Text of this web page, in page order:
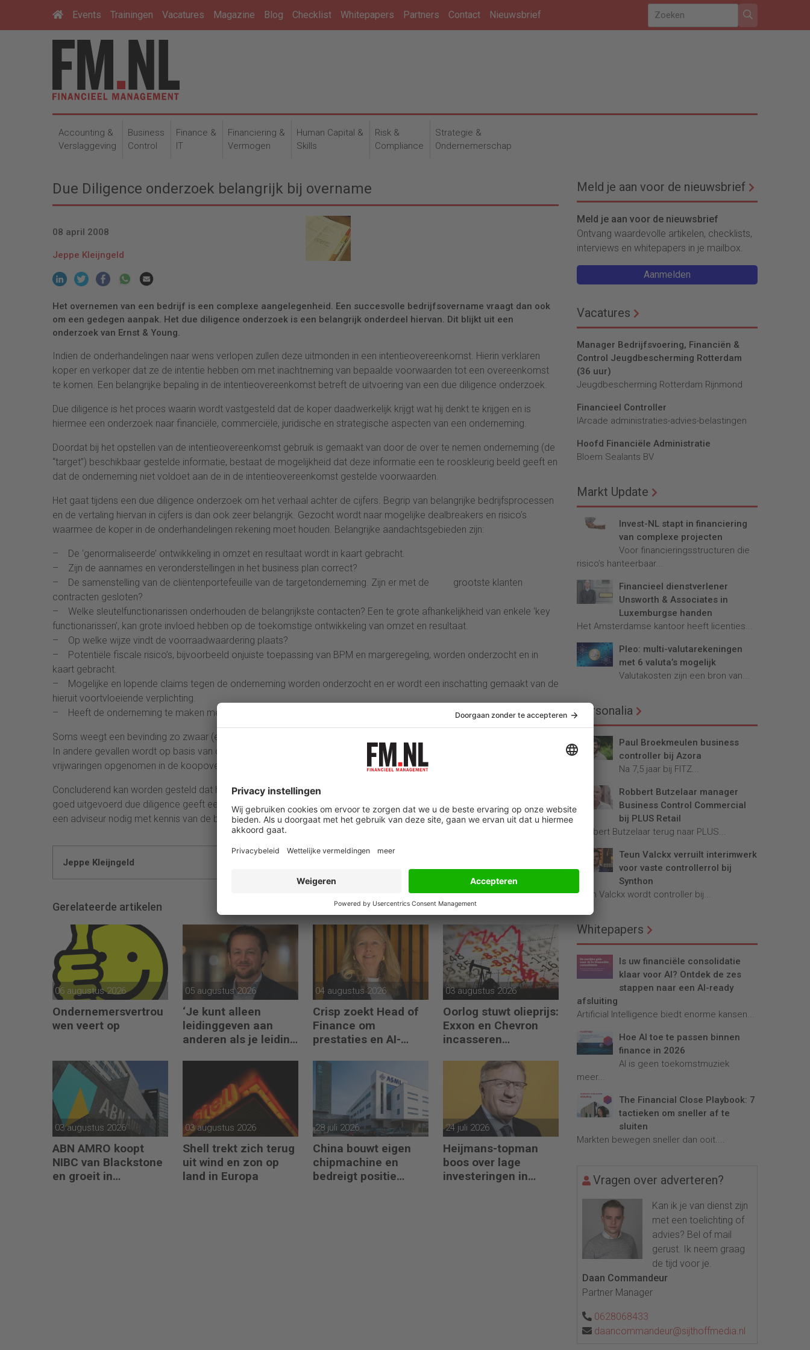
Events Trainingen Vacatures Magazine Blog Checklist Whitepapers Partners Contact Nieuwsbrief
Accounting &
Verslaggeving
Business
Control
Finance &
IT
Financiering &
Vermogen
Human Capital &
Skills
Risk &
Compliance
Strategie &
Ondernemerschap
Due Diligence onderzoek belangrijk bij overname
08 april 2008
Jeppe Kleijngeld
Het overnemen van een bedrijf is een complexe aangelegenheid. Een succesvolle bedrijfsovername vraagt dan ook
om een gedegen aanpak. Het due diligence onderzoek is een belangrijk onderdeel hiervan. Dit blijkt uit een
onderzoek van Ernst & Young.
Indien de onderhandelingen naar wens verlopen zullen deze uitmonden in een intentieovereenkomst. Hierin verklaren
koper en verkoper dat ze de intentie hebben om met inachtneming van bepaalde voorwaarden tot een overeenkomst
te komen. Een belangrijke bepaling in de intentieovereenkomst betreft de uitvoering van een due diligence onderzoek.
Due diligence is het proces waarin wordt vastgesteld dat de koper daadwerkelijk krijgt wat hij denkt te krijgen en is
hiermee een onderzoek naar financiële, commerciële, juridische en strategische aspecten van een onderneming.
Doordat bij het opstellen van de intentieovereenkomst gebruik is gemaakt van door de over te nemen onderneming (de
“target”) beschikbaar gestelde informatie, bestaat de mogelijkheid dat deze informatie een te rooskleurig beeld geeft en
dat de onderneming niet voldoet aan de in de intentieovereenkomst gestelde voorwaarden.
Het gaat tijdens een due diligence onderzoek om het verhaal achter de cijfers. Begrip van belangrijke bedrijfsprocessen
en de vertaling hiervan in cijfers is dan ook zeer belangrijk. Gezocht wordt naar mogelijke dealbreakers en risico’s
waarmee de koper in de onderhandelingen rekening moet houden. Belangrijke aandachtsgebieden zijn:
– De ‘genormaliseerde’ ontwikkeling in omzet en resultaat wordt in kaart gebracht.
– Zijn de aannames en veronderstellingen in het business plan correct?
– De samenstelling van de cliëntenportefeuille van de targetonderneming. Zijn er met de grootste klanten
contracten gesloten?
– Welke sleutelfunctionarissen onderhouden de belangrijkste contacten? Een te grote afhankelijkheid van enkele ‘key
functionarissen’, kan grote invloed hebben op de toekomstige ontwikkeling van omzet en resultaat.
– Op welke wijze vindt de voorraadwaardering plaats?
– Potentiële fiscale risico’s, bijvoorbeeld onjuiste toepassing van BPM en margeregeling, worden onderzocht en in
kaart gebracht.
– Mogelijke en lopende claims tegen de onderneming worden onderzocht en er wordt een inschatting gemaakt van de
hieruit voortvloeiende verplichting.
– Heeft de onderneming te maken met specifieke milieurisico’s?
Soms weegt een bevinding zo zwaar (een ‘dealbreaker’) dat besloten wordt tot het afbreken van de onderhandelingen.
In andere gevallen wordt op basis van de uitkomsten heronderhandeld over de prijs, worden er extra garanties en
vrijwaringen opgenomen in de koopovereenkomst of wordt de transactiestructuur aangepast.
Concluderend kan worden gesteld dat het due diligence onderzoek een belangrijk onderdeel is van het koopproces. Een
goed uitgevoerd due diligence geeft een ondernemer zekerheid omtrent de werkelijkheid achter de cijfers. Daarvoor is
een adviseur nodig met kennis van de betreffende branche en het uitvoeren van due diligence onderzoeken.
Jeppe Kleijngeld
Gerelateerde artikelen
06 augustus 2026
Ondernemersvertrou
wen veert op
05 augustus 2026
‘Je kunt alleen
leidinggeven aan
anderen als je leiding
04 augustus 2026
Crisp zoekt Head of
Finance om
prestaties en AI-
03 augustus 2026
Oorlog stuwt olieprijs:
Exxon en Chevron
incasseren
03 augustus 2026
ABN AMRO koopt
NIBC van Blackstone
en groeit in
03 augustus 2026
Shell trekt zich terug
uit wind en zon op
land in Europa
28 juli 2026
China bouwt eigen
chipmachine en
bedreigt positie
24 juli 2026
Heijmans-topman
boos over lage
investeringen in
Meld je aan voor de nieuwsbrief
Meld je aan voor de nieuwsbrief
Ontvang waardevolle artikelen, checklists,
interviews en whitepapers in je mailbox.
Aanmelden
Vacatures
Manager Bedrijfsvoering, Financiën &
Control Jeugdbescherming Rotterdam
(36 uur)
Jeugdbescherming Rotterdam Rijnmond
Financieel Controller
lArcade administraties-advies-belastingen
Hoofd Financiële Administratie
Bloem Sealants BV
Markt Update
Invest-NL stapt in financiering
van complexe projecten
Voor financieringsstructuren die
risico’s hanteerbaar...
Financieel dienstverlener
Unsworth & Associates in
Luxemburgse handen
Het Amsterdamse kantoor heeft licenties...
Pleo: multi-valutarekeningen
met 6 valuta’s mogelijk
Valutakosten zijn een bron van...
Personalia
Paul Broekmeulen business
controller bij Azora
Na 7,5 jaar bij FITZ...
Robbert Butzelaar manager
Business Control Commercial
bij PLUS Retail
Robbert Butzelaar terug naar PLUS...
Teun Valckx verruilt interimwerk
voor vaste controllerrol bij
Synthon
Teun Valckx wordt controller bij...
Whitepapers
Is uw financiële consolidatie
klaar voor AI? Ontdek de zes
stappen naar een AI-ready
afsluiting
Artificial Intelligence biedt enorme kansen...
Hoe AI toe te passen binnen
finance in 2026
AI is geen toekomstmuziek
meer...
The Financial Close Playbook: 7
tactieken om sneller af te
sluiten
Markten bewegen sneller dan ooit....
Vragen over adverteren?
Kan ik je van dienst zijn
met een toelichting of
advies? Bel of mail
gerust. Ik neem graag
de tijd voor je.
Daan Commandeur
Partner Manager
0628068433
daancommandeur@sijthoffmedia.nl